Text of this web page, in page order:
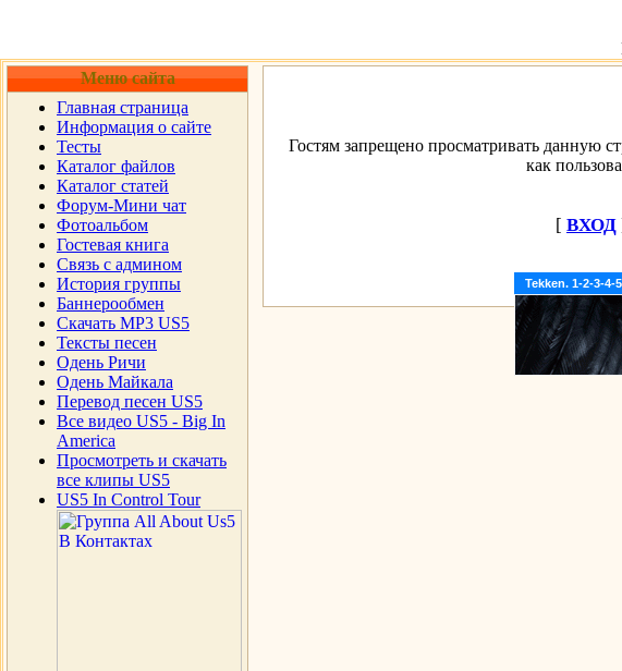
Меню сайта
Главная страница
Информация о сайте
Тесты
Каталог файлов
Каталог статей
Форум-Мини чат
Фотоальбом
Гостевая книга
Cвязь с админом
История группы
Баннерообмен
Скачать MP3 US5
Тексты песен
Одень Ричи
Одень Майкала
Перевод песен US5
Все видео US5 - Big In
America
Просмотреть и скачать
все клипы US5
US5 In Control Tour
Tekken. 1-2-
Гостям запрещено просматривать данную
как
[ ВХОД